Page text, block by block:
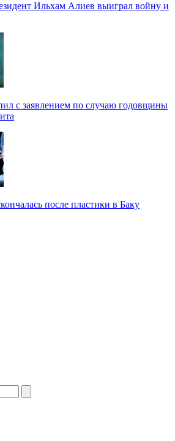
Ильхам Алиев выиграл войну и
с заявлением по случаю годовщины
после пластики в Баку